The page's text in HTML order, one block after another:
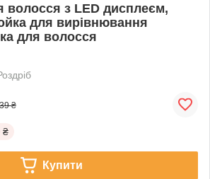
з LED дисплеєм,
для вирівнювання
для волосся
₴
₴
Купити